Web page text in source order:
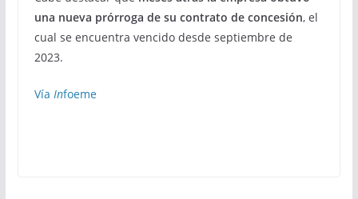
una nueva prórroga de su contrato de concesión, el
cual se encuentra vencido desde septiembre de
2023.
Vía Infoeme